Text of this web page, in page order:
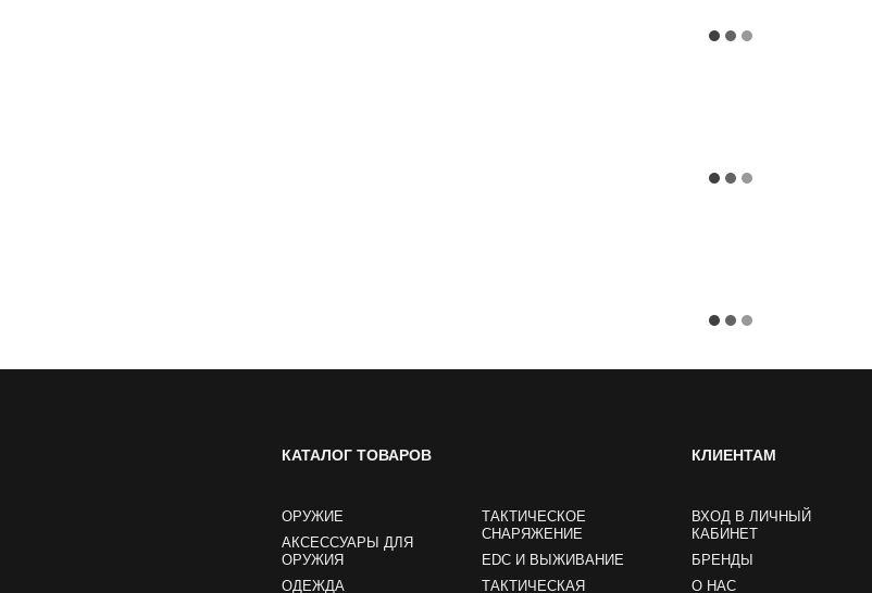
КАТАЛОГ ТОВАРОВ
ОРУЖИЕ
АКСЕССУАРЫ ДЛЯ
ОРУЖИЯ
ОДЕЖДА
ТАКТИЧЕСКОЕ
СНАРЯЖЕНИЕ
EDC И ВЫЖИВАНИЕ
ТАКТИЧЕСКАЯ
КЛИЕНТАМ
ВХОД В ЛИЧНЫЙ
КАБИНЕТ
БРЕНДЫ
О НАС